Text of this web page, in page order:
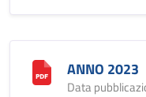
ANNO 2023
Data